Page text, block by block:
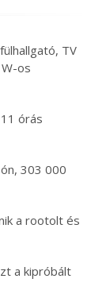
TV
os
órás
303 000
a rootolt és
a kipróbált